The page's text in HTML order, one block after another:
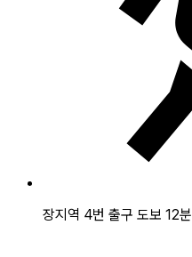
장지역 4번 출구 도보 12분